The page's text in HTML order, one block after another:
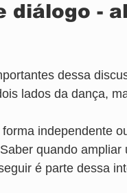
diálogo -
dessa
lados da dança,
independente
quando
é parte dessa